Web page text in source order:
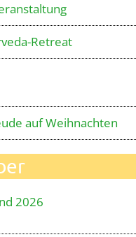
Retreat
auf Weihnachten
2026